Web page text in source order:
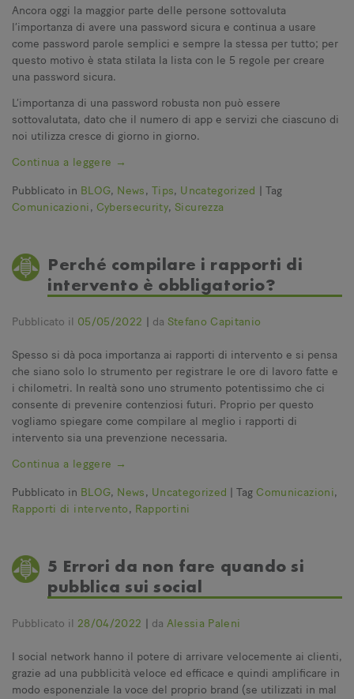
Ancora oggi la maggior parte delle persone sottovaluta
l’importanza di avere una password sicura e continua a usare
come password parole semplici e sempre la stessa per tutto; per
questo motivo è stata stilata la lista con le 5 regole per creare
una password sicura.
L’importanza di una password robusta non può essere
sottovalutata, dato che il numero di app e servizi che ciascuno di
noi utilizza cresce di giorno in giorno.
Continua a leggere →
Pubblicato in BLOG, News, Tips, Uncategorized
Tag
Comunicazioni, Cybersecurity,Sicurezza
Perché compilare i rapporti di
intervento è obbligatorio?
Pubblicato il 05/05/2022 da Stefano Capitanio
Spesso si dà poca importanza ai rapporti di intervento e si pensa
che siano solo lo strumento per registrare le ore di lavoro fatte e
i chilometri. In realtà sono uno strumento potentissimo che ci
consente di prevenire contenziosi futuri. Proprio per questo
vogliamo spiegare come compilare al meglio i rapporti di
intervento sia una prevenzione necessaria.
Continua a leggere →
Pubblicato in BLOG, News, Uncategorized |TagComunicazioni,
Rapporti di intervento, Rapportini
5 Errori da non fare quando si
pubblica sui social
Pubblicato il 28/04/2022 da Alessia Paleni
I social network hanno il potere di arrivare velocemente ai clienti,
grazie ad una pubblicità veloce ed efficace e quindi amplificare in
modo esponenziale la voce del proprio brand (se utilizzati in mal